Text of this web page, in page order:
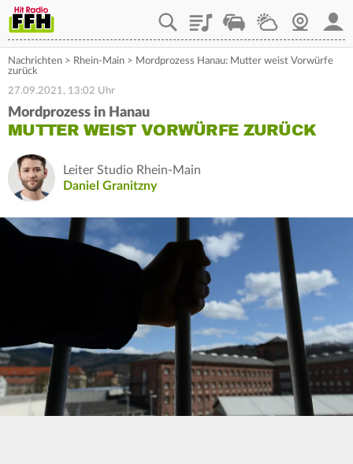
PlaylistStaupilotWetterWebcam
Nachrichten > Rhein-Main > Mordprozess Hanau: Mutter weist Vorwürfe
zurück
27.09.2021, 13:02 Uhr
Mordprozess in Hanau
MUTTER WEIST VORWÜRFE ZURÜCK
Leiter Studio Rhein-Main
Daniel Granitzny